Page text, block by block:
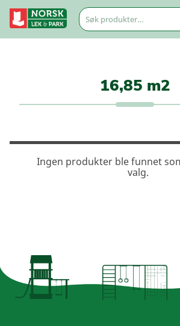
Søk
etter:
16,85 m2
Ingen produkter ble funnet
valg.